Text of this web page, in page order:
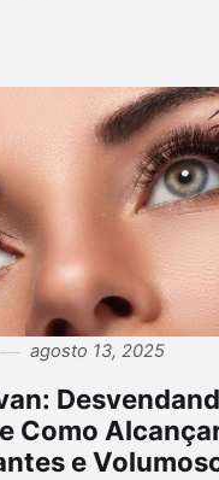
agosto 13, 2025
Como
e